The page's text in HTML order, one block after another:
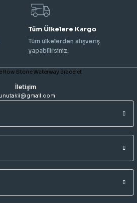
Tüm Ülkelere Kargo
Tüm ülkelerden alışveriş
yapabilirsiniz.
İletişim